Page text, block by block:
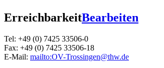
ErreichbarkeitBearbeiten
Tel: +49 (0) 7425 33506-0
Fax: +49 (0) 7425 33506-18
E-Mail: mailto:OV-Trossingen@thw.de